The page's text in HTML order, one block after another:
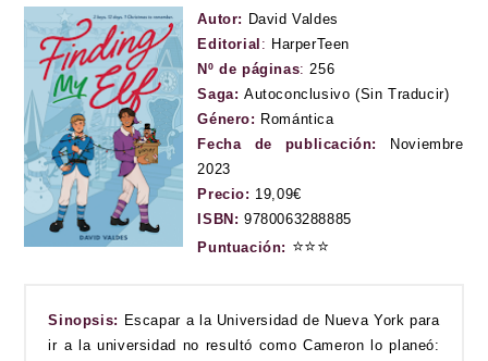
Autor: David Valdes
Editorial : HarperTeen
Nº de páginas: 256
Saga:Autoconclusivo (Sin Traducir)
Género: Romántica
Fecha de publicación:
Noviembre
2023
Precio: 19,09€
ISBN: 9780063288885
Puntuación: ⭐⭐⭐
Sinopsis: Escapar a la Universidad de Nueva York para
ir a la universidad no resultó como Cameron lo planeó: